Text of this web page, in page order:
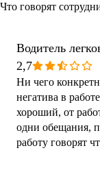
Что говорят
Водитель
автомобиля
2,7
Ни чего
негатива в
хороший, от
одни обещания,
работу говорят